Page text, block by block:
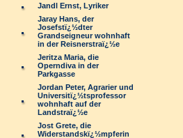
Jandl Ernst, Lyriker
Jaray Hans, der
Josefstï¿½dter
Grandseigneur wohnhaft
in der Reisnerstraï¿½e
Jeritza Maria, die
Operndiva in der
Parkgasse
Jordan Peter, Agrarier und
Universitï¿½tsprofessor
wohnhaft auf der
Landstraï¿½e
Jost Grete, die
Widerstandskï¿½mpferin